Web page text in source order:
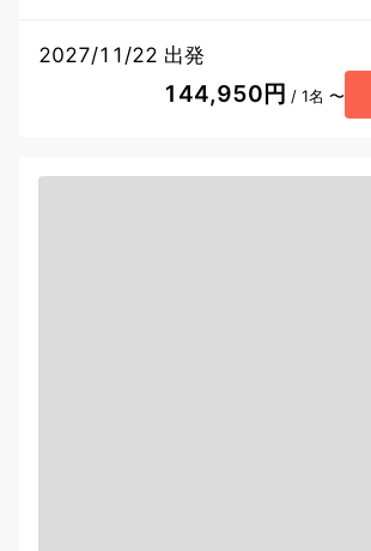
2027/11/22 出発
144,950円 / 1名 〜